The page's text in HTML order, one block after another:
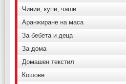
Чинии, купи, чаши
Аранжиране на маса
За бебета и деца
За дома
Домашен текстил
Кошове